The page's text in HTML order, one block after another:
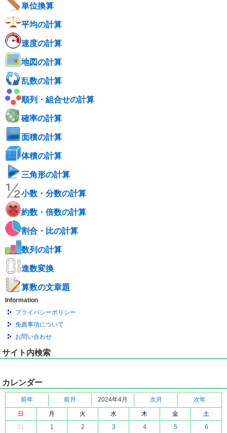
単位換算
平均の計算
速度の計算
地図の計算
乱数の計算
順列・組合せの計算
確率の計算
面積の計算
体積の計算
三角形の計算
小数・分数の計算
約数・倍数の計算
割合・比の計算
数列の計算
進数変換
算数の文章題
Information
プライバシーポリシー
免責事項について
お問い合わせ
サイト内検索
カレンダー
前年 前月 2024年4月 次月
次年
日
月 火 水 木 金
土
31
1 2 3 4 5 6